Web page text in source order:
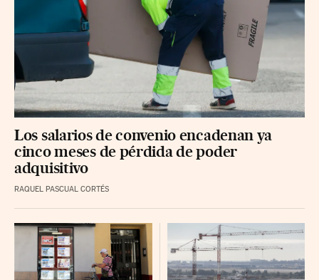
Los salarios de convenio encadenan ya
cinco meses de pérdida de poder
adquisitivo
RAQUEL PASCUAL CORTÉS